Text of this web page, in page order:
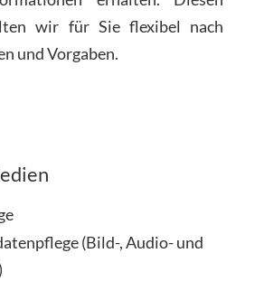
wir für Sie flexibel nach
und Vorgaben.
(Bild-, Audio- und